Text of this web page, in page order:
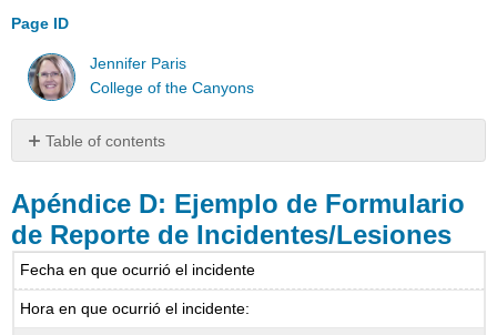
Page ID
Jennifer Paris
College of the Canyons
Table of contents
D:
Ejemplo
de
Formulario
Reporte
Apéndice D: Ejemplo de Formulario
de Reporte de Incidentes/Lesiones
Fecha en que ocurrió el incidente
Hora en que ocurrió el incidente: